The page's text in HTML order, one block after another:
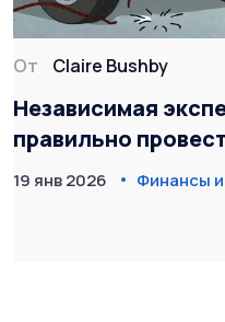
От Claire Bushby
Независимая
правильно
получить полную
19 янв 2026 Финансы